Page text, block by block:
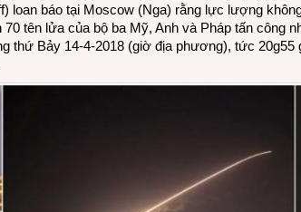
loan báo tại Moscow (Nga) rằng lực lượng
70 tên lửa của bộ ba Mỹ, Anh và Pháp tấn công
thứ Bảy 14-4-2018 (giờ địa phương), tức 20g55